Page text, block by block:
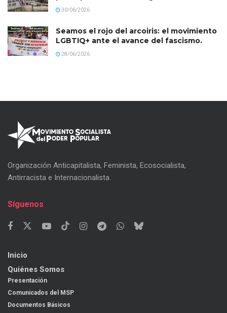
30/06/2026
Seamos el rojo del arcoiris: el movimiento
LGBTIQ+ ante el avance del fascismo.
28/06/2026
Organización Anticapitalista, Feminista, Ecosocialista,
Antirracista e Internacionalista.
Síguenos
Inicio
Quiénes Somos
Presentación
Comunicados del MSP
Documentos Básicos